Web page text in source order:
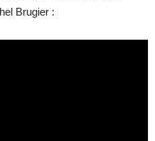
Brugier :